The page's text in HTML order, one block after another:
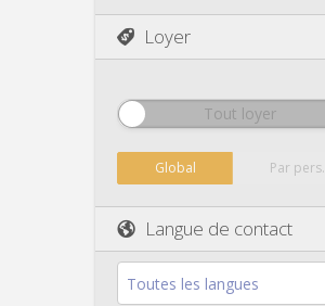
Loyer
Tout loyer
Global Par pers.
Langue de contact
Toutes les langues